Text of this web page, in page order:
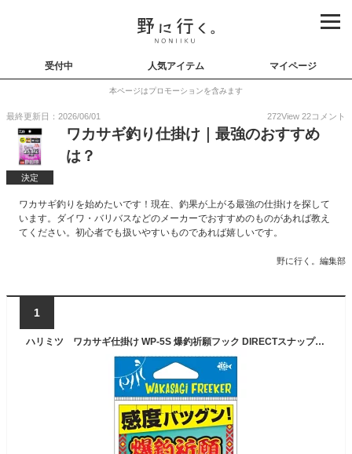
受付中 人気アイテム マイページ
本ページはプロモーションを含みます
最終更新日：2026/06/01 272View 22コメント
決定
ワカサギ釣り仕掛け｜最強のおすすめ
は？
ワカサギ釣りを始めたいです！現在、釣果が上がる最強の仕掛けを探して
います。ダイワ・バリバスなどのメーカーでおすすめのものがあれば教え
てください。初心者でも扱いやすいものであれば嬉しいです。
野に行く。編集部
1
ハリミツ ワカサギ仕掛け WP-5S 爆釣祈願フック DIRECTスナップ メール便対応可能